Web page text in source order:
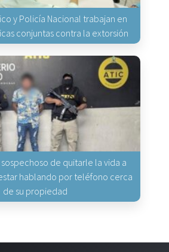
y Policía Nacional trabajan en
conjuntas contra la extorsión
sospechoso de quitarle la vida a
hablando por teléfono cerca
de su propiedad